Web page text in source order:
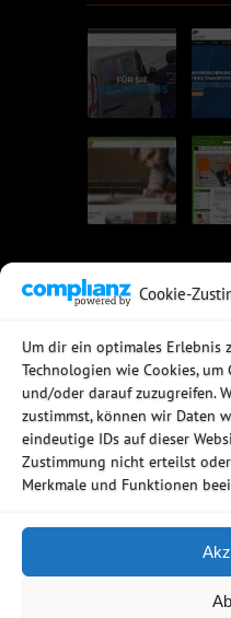
Cookie-
Um dir ein optimales Erlebnis
Technologien wie Cookies,
und/oder darauf zuzugreifen.
zustimmst, können wir Daten
eindeutige IDs auf dieser
Zustimmung nicht erteilst
Merkmale und Funktionen
Rechtssichere
MDaemon Mail- &
Virtualisierung mit
Sophos UTM -